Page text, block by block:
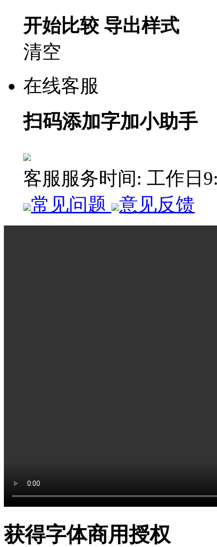
开始比较 导出样式
清空
在线客服
扫码添加字加小助手
客服服务时间: 工作日
常见问题
意见反馈
获得字体商用授权